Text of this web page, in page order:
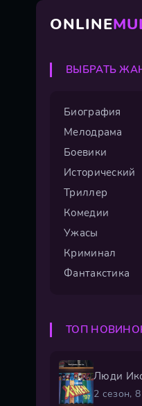
ONLINE
ВЫБРАТЬ
Биография
Мелодрама
Боевики
Исторический
Триллер
Комедии
Ужасы
Криминал
Фантакстика
ТОП
Люди
2 сезон,